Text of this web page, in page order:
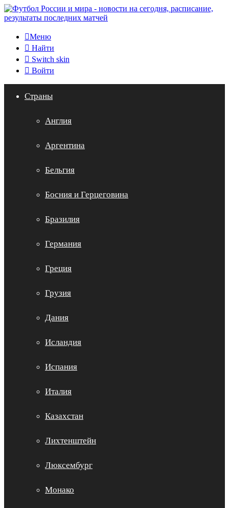
Меню
Найти
Switch skin
Войти
Страны
Англия
Аргентина
Бельгия
Босния и Герцеговина
Бразилия
Германия
Греция
Грузия
Дания
Исландия
Испания
Италия
Казахстан
Лихтенштейн
Люксембург
Монако